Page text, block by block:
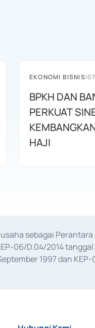
EKONOMI BISNIS|
BPKH DAN
PERKUAT
HAJI
sebagai
06/D.04/2014
1997 dan